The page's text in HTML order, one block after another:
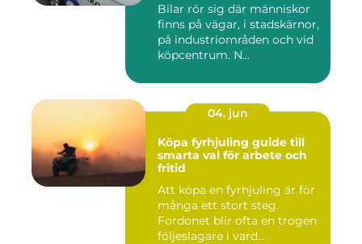
Bilar rör sig där människor
finns på vägar, i stadskärnor,
på industriområden och vid
köpcentrum. N...
04. jun
Köpa fyrhjuling guide till
smarta val för arbete och
fritid
Att köpa en fyrhjuling är för
många ett stort steg.
Fordonet blir ofta en trogen
följeslagare i vard...